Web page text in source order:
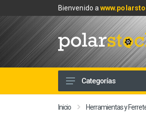
Bienvenido a
Calefacción
Categorías
Inicio Herramientas y